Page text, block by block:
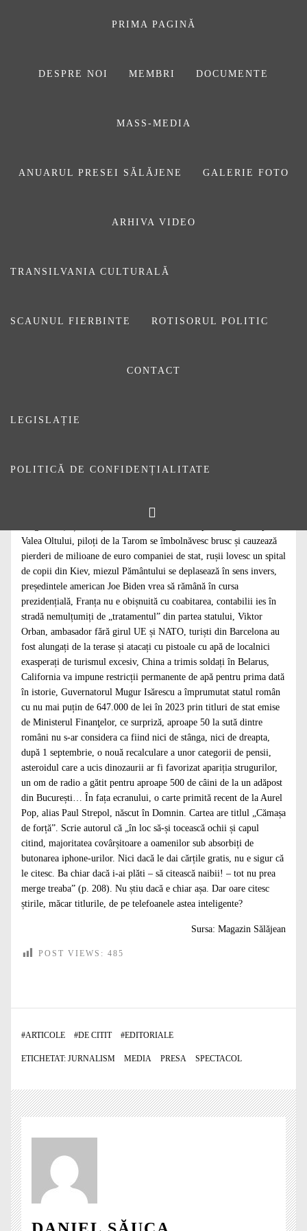
PRIMA PAGINĂ
DESPRE NOI MEMBRI DOCUMENTE
MASS-MEDIA
ANUARUL PRESEI SĂLĂJENE GALERIE FOTO
ARHIVA VIDEO
TRANSILVANIA CULTURALĂ
SCAUNUL FIERBINTE ROTISORUL POLITIC
CONTACT
LEGISLAȚIE
POLITICĂ DE CONFIDENȚIALITATE
ASOCIAŢIA
DIN SĂLAJ
Publicat pe22 iulie 2024 DeDaniel Săuca
dreptul de a conduce (povestea testării cu aparatele de depistare a
Valea Oltului, piloți de la Tarom se îmbolnăvesc brusc și cauzează
pierderi de milioane de euro companiei de stat, rușii lovesc un spital
de copii din Kiev, miezul Pământului se deplasează în sens invers,
președintele american Joe Biden vrea să rămână în cursa
prezidențială, Franța nu e obișnuită cu coabitarea, contabilii ies în
stradă nemulțumiți de „tratamentul” din partea statului, Viktor
Orban, ambasador fără girul UE și NATO, turiști din Barcelona au
fost alungați de la terase și atacați cu pistoale cu apă de localnici
exasperați de turismul excesiv, China a trimis soldați în Belarus,
California va impune restricții permanente de apă pentru prima dată
în istorie, Guvernatorul Mugur Isărescu a împrumutat statul român
cu nu mai puțin de 647.000 de lei în 2023 prin titluri de stat emise
de Ministerul Finanţelor, ce surpriză, aproape 50 la sută dintre
români nu s-ar considera ca fiind nici de stânga, nici de dreapta,
după 1 septembrie, o nouă recalculare a unor categorii de pensii,
asteroidul care a ucis dinozaurii ar fi favorizat apariția strugurilor,
un om de radio a gătit pentru aproape 500 de câini de la un adăpost
din București… În fața ecranului, o carte primită recent de la Aurel
Pop, alias Paul Strepol, născut în Domnin. Cartea are titlul „Cămașa
de forță”. Scrie autorul că „în loc să-și tocească ochii și capul
citind, majoritatea covârșitoare a oamenilor sub absorbiți de
butonarea iphone-urilor. Nici dacă le dai cărțile gratis, nu e sigur că
le citesc. Ba chiar dacă i-ai plăti – să citească naibii! – tot nu prea
merge treaba” (p. 208). Nu știu dacă e chiar așa. Dar oare citesc
știrile, măcar titlurile, de pe telefoanele astea inteligente?
Sursa: Magazin Sălăjean
POST VIEWS: 485
#ARTICOLE #DE CITIT #EDITORIALE
ETICHETAT: JURNALISM MEDIA PRESA SPECTACOL